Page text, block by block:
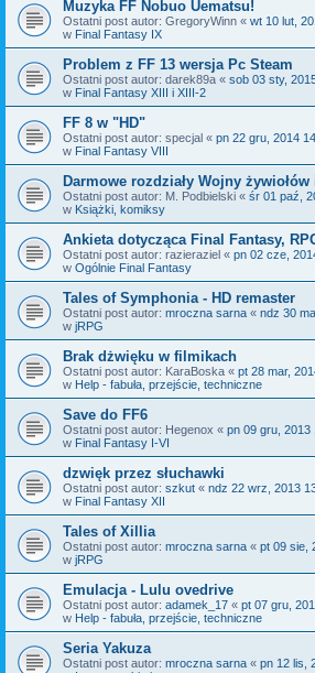
Muzyka FF Nobuo Uematsu!
Ostatni post autor: GregoryWinn « wt 10 lut,
w Final Fantasy IX
Problem z FF 13 wersja Pc Steam
Ostatni post autor: darek89a « sob 03 sty,
w Final Fantasy XIII i XIII-2
FF 8 w "HD"
Ostatni post autor: specjal « pn 22 gru, 2014
w Final Fantasy VIII
Darmowe rozdziały Wojny żywiołów
Ostatni post autor: M. Podbielski « śr 01 paź,
w Książki, komiksy
Ankieta dotycząca Final Fantasy,
Ostatni post autor: razieraziel « pn 02 cze,
w Ogólnie Final Fantasy
Tales of Symphonia - HD remaster
Ostatni post autor: mroczna sarna « ndz 30
w jRPG
Brak dżwięku w filmikach
Ostatni post autor: KaraBoska « pt 28 mar,
w Help - fabuła, przejście, techniczne
Save do FF6
Ostatni post autor: Hegenox « pn 09 gru, 2013
w Final Fantasy I-VI
dzwięk przez słuchawki
Ostatni post autor: szkut « ndz 22 wrz, 2013
w Final Fantasy XII
Tales of Xillia
Ostatni post autor: mroczna sarna « pt 09 sie,
w jRPG
Emulacja - Lulu ovedrive
Ostatni post autor: adamek_17 « pt 07 gru,
w Help - fabuła, przejście, techniczne
Seria Yakuza
Ostatni post autor: mroczna sarna « pn 12 lis,